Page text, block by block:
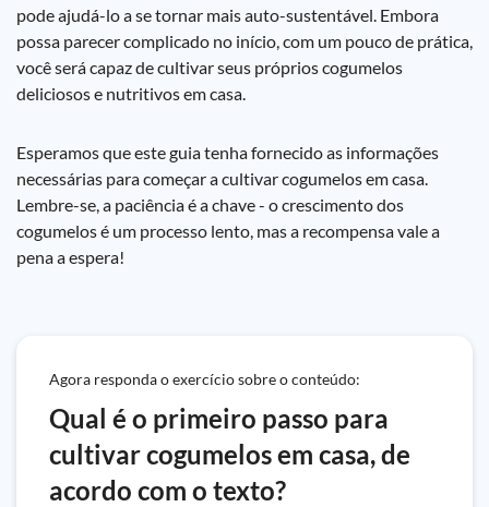
pode ajudá-lo a se tornar mais auto-sustentável. Embora
possa parecer complicado no início, com um pouco de prática,
você será capaz de cultivar seus próprios cogumelos
deliciosos e nutritivos em casa.
Esperamos que este guia tenha fornecido as informações
necessárias para começar a cultivar cogumelos em casa.
Lembre-se, a paciência é a chave - o crescimento dos
cogumelos é um processo lento, mas a recompensa vale a
pena a espera!
Agora responda o exercício sobre o conteúdo:
Qual é o primeiro passo para
cultivar cogumelos em casa, de
acordo com o texto?